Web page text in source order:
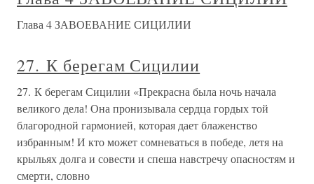
Глава 4 ЗАВОЕВАНИЕ СИЦИЛИИ
27. К берегам Сицилии
27. К берегам Сицилии «Прекрасна была ночь начала
великого дела! Она пронизывала сердца гордых той
благородной гармонией, которая дает блаженство
избранным! И кто может сомневаться в победе, летя на
крыльях долга и совести и спеша навстречу опасностям и
смерти, словно